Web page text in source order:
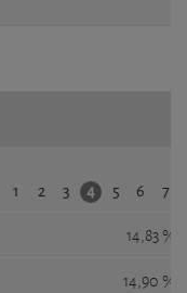
1 2 3 4 5 6 7
14,83 %
14,90 %